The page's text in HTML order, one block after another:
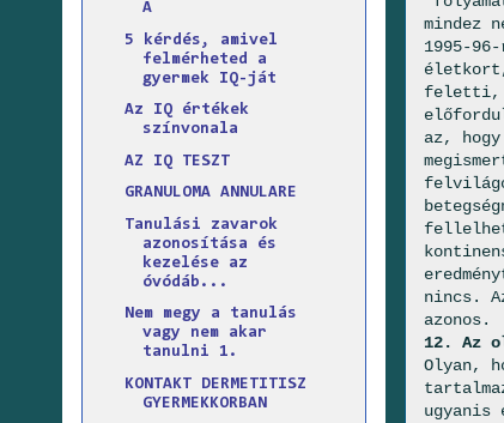
mindez
1995-
feletti,
az,
nincs.
azonos.
12. Az
Olyan,
ugyanis
A
5 kérdés, amivel
felmérheted a
gyermek IQ-ját
Az IQ értékek
színvonala
AZ IQ TESZT
GRANULOMA ANNULARE
Tanulási zavarok
azonosítása és
kezelése az
óvódáb...
Nem megy a tanulás
vagy nem akar
tanulni 1.
KONTAKT DERMETITISZ
GYERMEKKORBAN